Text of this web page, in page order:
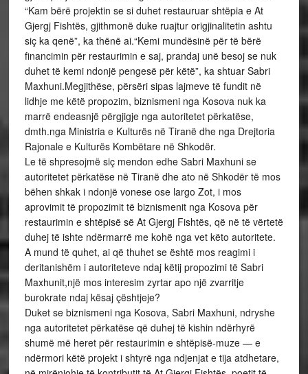
“Kam bërë projektin se si duhet restauruar shtëpia e At
Gjergj Fishtës, gjithmonë duke ruajtur origjinalitetin ashtu
siç ka qenë”, ka thënë ai.“Kemi mundësinë për të bërë
financimin për restaurimin e saj, prandaj unë besoj se nuk
duhet të kemi ndonjë pengesë për këtë”, ka shtuar Sabri
Maxhuni.Megjithëse, përsëri sipas lajmeve të fundit në
lidhje me këtë propozim, biznismeni nga Kosova nuk ka
marrë endeasnjë përgjigje nga autoritetet përkatëse,
dmth.nga Ministria e Kulturës në Tiranë dhe nga Drejtoria
Rajonale e Kulturës Kombëtare në Shkodër.
Le të shpresojmë siç mendon edhe Sabri Maxhuni se
autoritetet përkatëse në Tiranë dhe ato në Shkodër të mos
bëhen shkak i ndonjë vonese ose largo Zot, i mos
aprovimit të propozimit të biznismenit nga Kosova për
restaurimin e shtëpisë së At Gjergj Fishtës, që në të vërtetë
duhej të ishte ndërmarrë me kohë nga vet këto autoritete.
A mund të quhet, ai që thuhet se është mos reagimi i
deritanishëm i autoriteteve ndaj këtij propozimi të Sabri
Maxhunit,një mos interesim zyrtar apo një zvarritje
burokrate ndaj kësaj çështjeje?
Duket se biznismeni nga Kosova, Sabri Maxhuni, ndryshe
nga autoritetet përkatëse që duhej të kishin ndërhyrë
shumë më heret për restaurimin e shtëpisë-muze — e
ndërmori këtë projekt i shtyrë nga ndjenjat e tija atdhetare,